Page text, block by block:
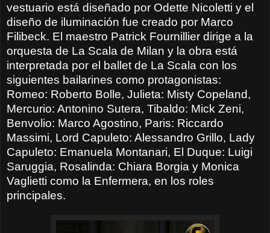
vestuario está diseñado por Odette Nicoletti y el
diseño de iluminación fue creado por Marco
Filibeck. El maestro Patrick Fournillier dirige a la
orquesta de La Scala de Milan y la obra está
interpretada por el ballet de La Scala con los
siguientes bailarines como protagonistas:
Romeo: Roberto Bolle, Julieta: Misty Copeland,
Mercurio: Antonino Sutera, Tibaldo: Mick Zeni,
Benvolio: Marco Agostino, Paris: Riccardo
Massimi, Lord Capuleto: Alessandro Grillo, Lady
Capuleto: Emanuela Montanari, El Duque: Luigi
Saruggia, Rosalinda: Chiara Borgia y Monica
Vaglietti como la Enfermera, en los roles
principales.